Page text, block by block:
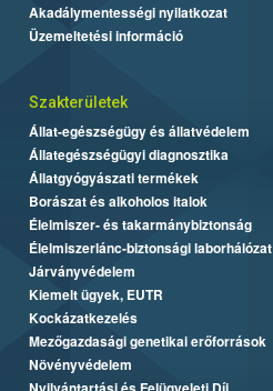
Akadálymentességi nyilatkozat
Üzemeltetési információ
Szakterületek
Állat-egészségügy és állatvédelem
Állategészségügyi diagnosztika
Állatgyógyászati termékek
Borászat és alkoholos italok
Élelmiszer- és takarmánybiztonság
Élelmiszerlánc-biztonsági laborhálózat
Járványvédelem
Kiemelt ügyek, EUTR
Kockázatkezelés
Mezőgazdasági genetikai erőforrások
Növényvédelem